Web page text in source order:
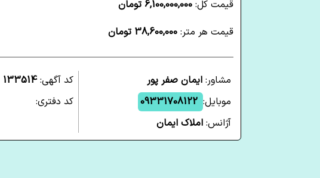
قیمت کل: 6,100,000,000 تومان
قیمت هر متر: 38,600,000 تومان
مشاور: ایمان صفر پور
موبایل: 09331708122
آژانس: املاک ایمان
کد آگهی: 133514
کد دفتری: